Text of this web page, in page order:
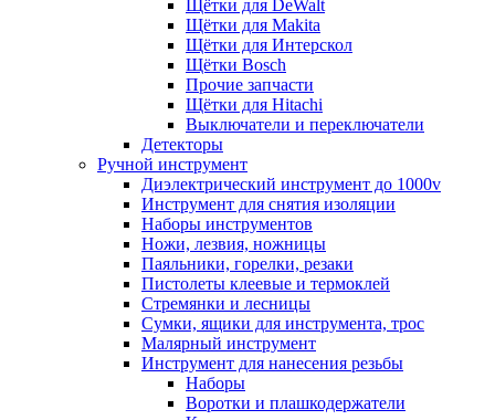
Щётки для DeWalt
Щётки для Makita
Щётки для Интерскол
Щётки Bosch
Прочие запчасти
Щётки для Hitachi
Выключатели и переключатели
Детекторы
Ручной инструмент
Диэлектрический инструмент до 1000v
Инструмент для снятия изоляции
Наборы инструментов
Ножи, лезвия, ножницы
Паяльники, горелки, резаки
Пистолеты клеевые и термоклей
Стремянки и лесницы
Сумки, ящики для инструмента, трос
Малярный инструмент
Инструмент для нанесения резьбы
Наборы
Воротки и плашкодержатели